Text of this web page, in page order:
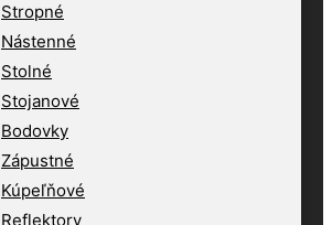
Stropné
Nástenné
Stolné
Stojanové
Bodovky
Zápustné
Kúpeľňové
Reflektory